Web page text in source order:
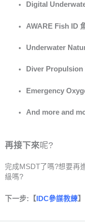
Digital
AWARE Fish ID
Underwater
Diver Propulsion
Emergency
And more and
再接下來呢?
完成MSDT了嗎?想要再
級嗎?
下一步:【 IDC參謀教練】